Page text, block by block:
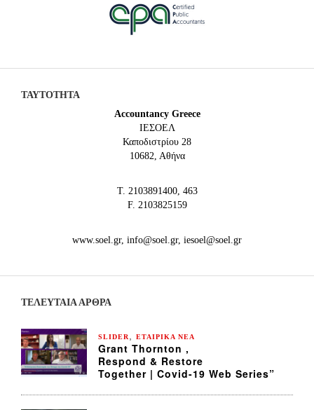
ΤΑΥΤΟΤΗΤΑ
Accountancy Greece
IEΣΟΕΛ
Καποδιστρίου 28
10682, Αθήνα
Τ. 2103891400, 463
F. 2103825159
www.soel.gr, info@soel.gr, iesoel@soel.gr
ΤΕΛΕΥΤΑΙΑ ΆΡΘΡΑ
SLIDER, ΕΤΑΙΡΙΚΑ ΝΕΑ
Grant Thornton ,
Respond & Restore
Together | Covid-19 Web Series”